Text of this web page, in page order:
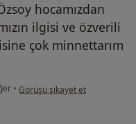
hocamızdan
ilgisi ve özverili
çok minnettarım
• kullanıcının görüşüne göre
Görüşü şikayet et